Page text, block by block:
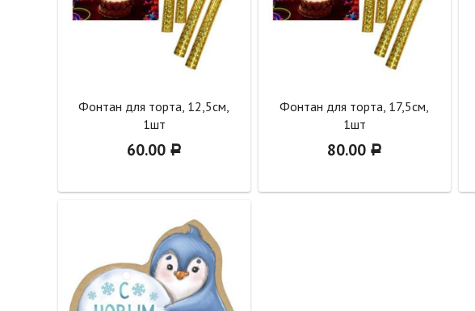
Фонтан для торта, 12,5см,
1шт
60.00 Р
Фонтан для торта, 17,5см,
1шт
80.00 Р